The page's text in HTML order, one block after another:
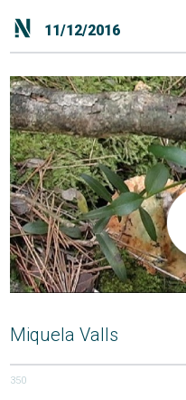
11/12/2016
Miquela Valls
350